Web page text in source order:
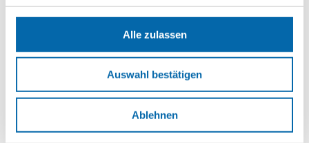
Alle zulassen
Auswahl bestätigen
Ablehnen
So könnte es weitergehen
Wie bilden sich Preise auf dem vollkommenen
Markt?